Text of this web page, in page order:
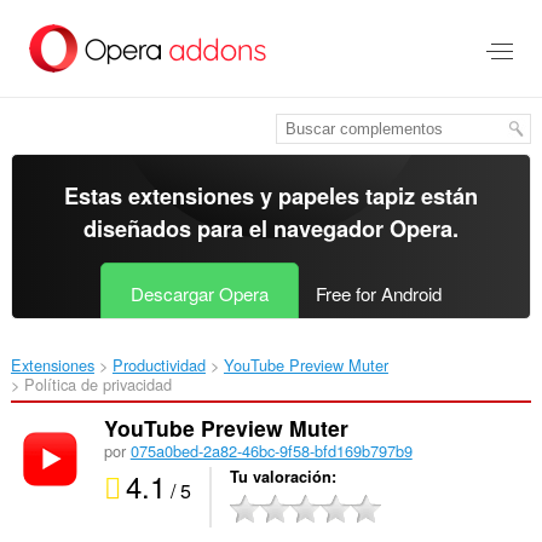
contenido
Estas extensiones y papeles tapiz están
diseñados para el navegador Opera.
Descargar Opera Free for Android
Extensiones Productividad
YouTube Preview Muter‎
Política de privacidad
YouTube Preview Muter
por 075a0bed-2a82-46bc-9f58-bfd169b797b9
4.1 / 5 Tu valoración